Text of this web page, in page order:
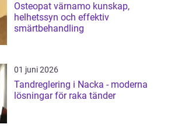
Osteopat värnamo kunskap,
helhetssyn och effektiv
smärtbehandling
01 juni 2026
Tandreglering i Nacka - moderna
lösningar för raka tänder